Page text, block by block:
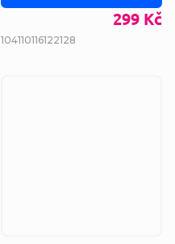
299 Kč
104110116122128